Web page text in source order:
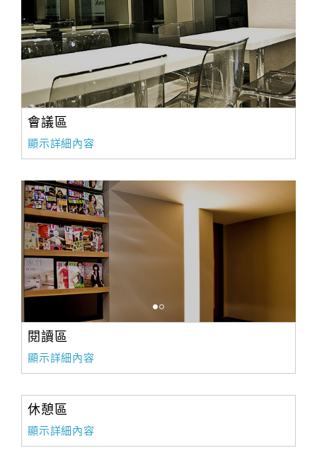
會議區
顯示詳細內容
閱讀區
顯示詳細內容
休憩區
顯示詳細內容